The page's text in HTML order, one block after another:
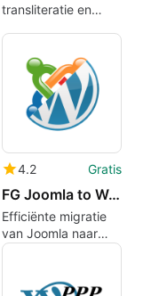
transliteratie en
4.2 Gratis
FG Joomla to WordPress
Efficiënte migratie
van Joomla naar
WordPress